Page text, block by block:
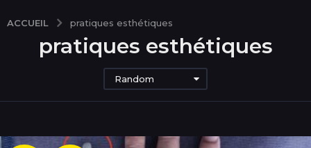
ACCUEIL pratiques esthétiques
pratiques esthétiques
Random